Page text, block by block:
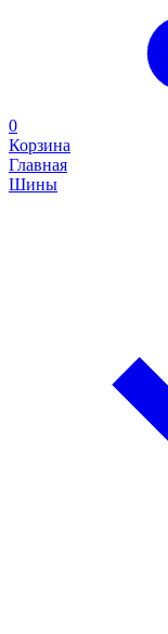
0
Корзина
Главная
Шины